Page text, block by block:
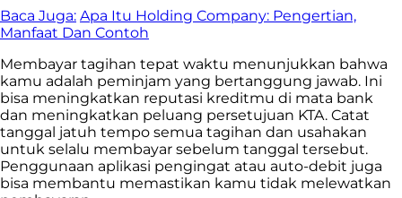
Baca Juga: Apa Itu Holding Company: Pengertian,
Manfaat Dan Contoh
Membayar tagihan tepat waktu menunjukkan bahwa
kamu adalah peminjam yang bertanggung jawab. Ini
bisa meningkatkan reputasi kreditmu di mata bank
dan meningkatkan peluang persetujuan KTA. Catat
tanggal jatuh tempo semua tagihan dan usahakan
untuk selalu membayar sebelum tanggal tersebut.
Penggunaan aplikasi pengingat atau auto-debit juga
bisa membantu memastikan kamu tidak melewatkan